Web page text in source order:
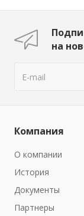
на
Компания
О компании
История
Документы
Партнеры